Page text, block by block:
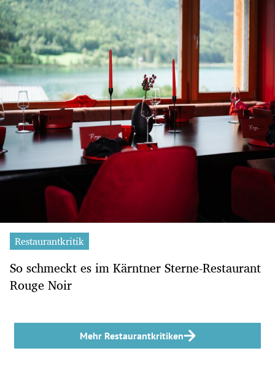
Restaurantkritik
So schmeckt es im Kärntner Sterne-Restaurant
Rouge Noir
Mehr Restaurantkritiken